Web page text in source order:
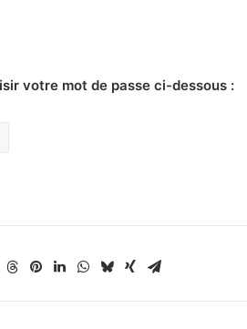
votre mot de passe ci-dessous :